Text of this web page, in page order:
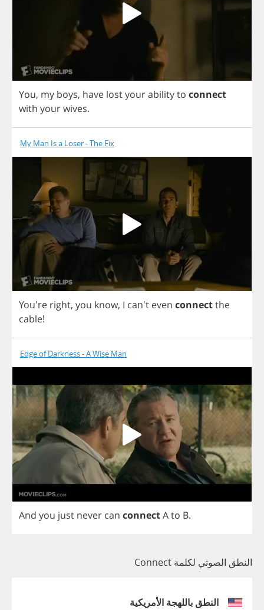
You, my boys, have lostyourabilityto connect
with yourwives.
My Man Is a Loser - The Fix
You're right, you know, I can't even connectthe
cable!
Edge of Darkness - A Wise Man
And you just never can connectAto B.
النطق الصوتي لكلمة Connect
النطق باللهجة الأمريكية